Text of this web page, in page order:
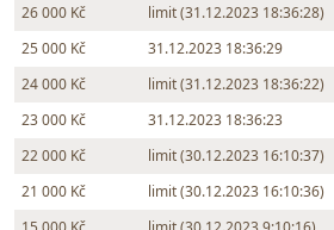
26 000 Kč
limit (31.12.2023 18:36:28)
25 000 Kč
31.12.2023 18:36:29
24 000 Kč
limit (31.12.2023 18:36:22)
23 000 Kč
31.12.2023 18:36:23
22 000 Kč
limit (30.12.2023 16:10:37)
21 000 Kč
limit (30.12.2023 16:10:36)